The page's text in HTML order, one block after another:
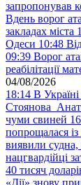
запропонував
Вдень ворог
закладах міста
Одеси 10:48
09:39 Ворог
реабілітації
04/08/2026
18:14 В
Стоянова
чуми свиней
попрощалася
виявили судна,
нацгвардійці
40 тисяч
«Дії» знову